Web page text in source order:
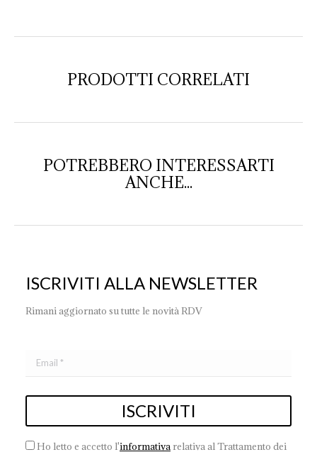
PRODOTTI CORRELATI
POTREBBERO INTERESSARTI
ANCHE...
ISCRIVITI ALLA NEWSLETTER
Rimani aggiornato su tutte le novità RDV
Ho letto e accetto l'informativa relativa al Trattamento dei